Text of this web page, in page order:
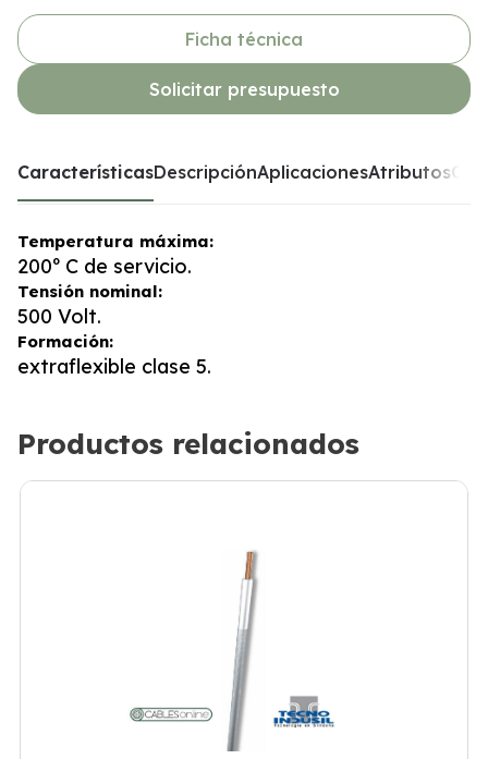
Ficha técnica
Solicitar presupuesto
CaracterísticasDescripciónAplicacionesAtributos
Temperatura máxima:
200º C de servicio.
Tensión nominal:
500 Volt.
Formación:
extraflexible clase 5.
Productos relacionados